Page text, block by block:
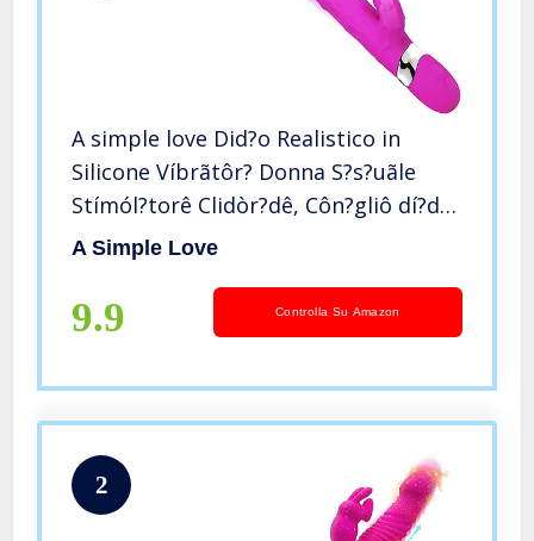
A simple love Did?o Realistico in
Silicone Víbrãtôr? Donna S?s?uãle
Stímól?torê Clidòr?dê, Côn?gliô dí?dô
Víbr?tôri S?s?uãli per Donna R??lísticô
Ricaricabile Viola
A Simple Love
9.9 Controlla Su Amazon
2